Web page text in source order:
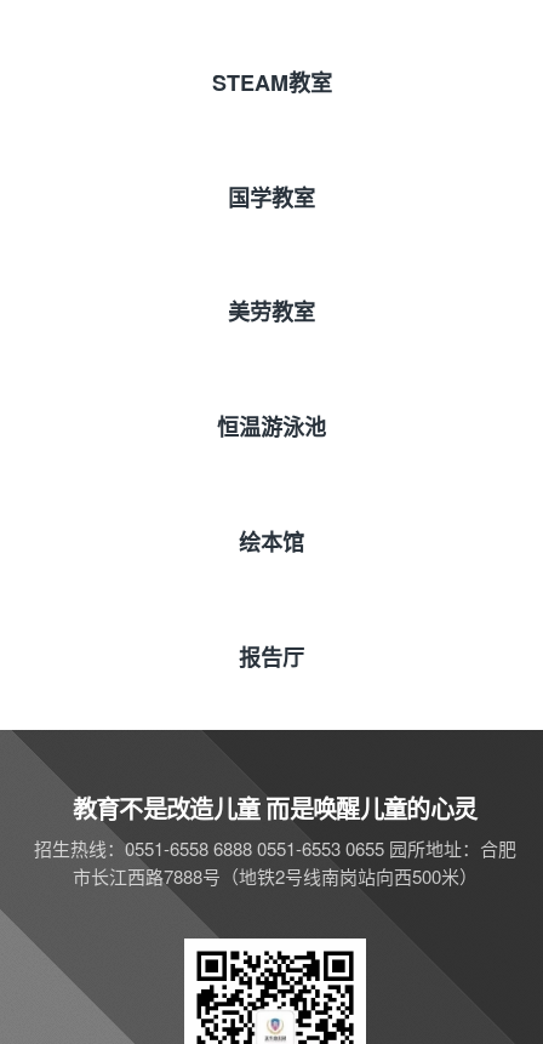
STEAM教室
国学教室
美劳教室
恒温游泳池
绘本馆
报告厅
教育不是改造儿童 而是唤醒儿童的心灵
招生热线：0551-6558 6888 0551-6553 0655 园所地址：合肥
市长江西路7888号（地铁2号线南岗站向西500米）